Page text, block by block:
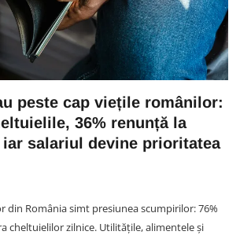
peste cap viețile românilor:
36% renunță la
salariul devine prioritatea
din România simt presiunea scumpirilor: 76%
cheltuielilor zilnice. Utilitățile, alimentele și